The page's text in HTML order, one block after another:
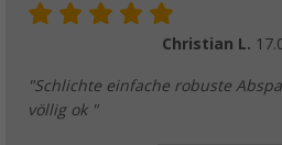
ab9,99 €
Christian L.
"Schlichte einfache robuste
völlig ok "